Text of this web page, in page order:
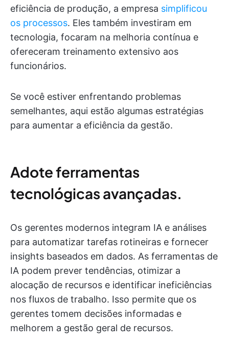
eficiência de produção, a empresa simplificou
os processos. Eles também investiram em
tecnologia, focaram na melhoria contínua e
ofereceram treinamento extensivo aos
funcionários.
Se você estiver enfrentando problemas
semelhantes, aqui estão algumas estratégias
para aumentar a eficiência da gestão.
Adote ferramentas
tecnológicas avançadas.
Os gerentes modernos integram IA e análises
para automatizar tarefas rotineiras e fornecer
insights baseados em dados. As ferramentas de
IA podem prever tendências, otimizar a
alocação de recursos e identificar ineficiências
nos fluxos de trabalho. Isso permite que os
gerentes tomem decisões informadas e
melhorem a gestão geral de recursos.